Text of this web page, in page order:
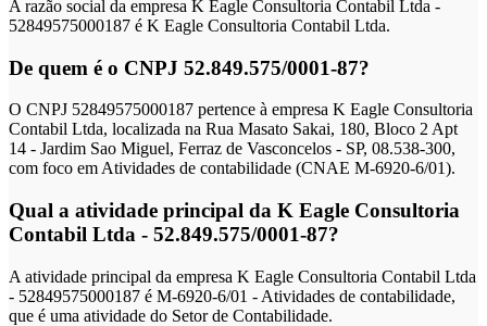
A razão social da empresa K Eagle Consultoria Contabil Ltda -
52849575000187 é K Eagle Consultoria Contabil Ltda.
De quem é o CNPJ 52.849.575/0001-87?
O CNPJ 52849575000187 pertence à empresa K Eagle Consultoria
Contabil Ltda, localizada na Rua Masato Sakai, 180, Bloco 2 Apt
14 - Jardim Sao Miguel, Ferraz de Vasconcelos - SP, 08.538-300,
com foco em Atividades de contabilidade (CNAE M-6920-6/01).
Qual a atividade principal da K Eagle Consultoria
Contabil Ltda - 52.849.575/0001-87?
A atividade principal da empresa K Eagle Consultoria Contabil Ltda
- 52849575000187 é M-6920-6/01 - Atividades de contabilidade,
que é uma atividade do Setor de Contabilidade.